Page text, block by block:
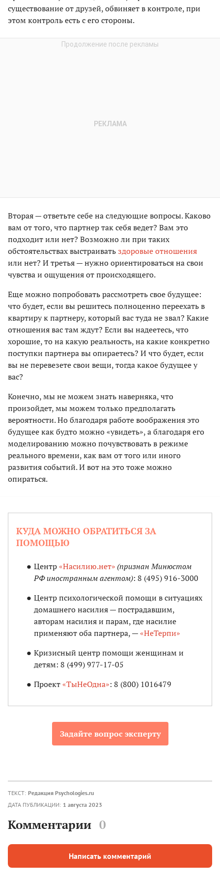
существование от друзей, обвиняет в контроле, при
этом контроль есть с его стороны.
Вторая — ответьте себе на следующие вопросы. Каково
вам от того, что партнер так себя ведет? Вам это
подходит или нет? Возможно ли при таких
обстоятельствах выстраиватьздоровые отношения
или нет? И третья — нужно ориентироваться на свои
чувства и ощущения от происходящего.
Еще можно попробовать рассмотреть свое будущее:
что будет, если вы решитесь полноценно переехать в
квартиру к партнеру, который вас туда не звал? Какие
отношения вас там ждут? Если вы надеетесь, что
хорошие, то на какую реальность, на какие конкретно
поступки партнера вы опираетесь? И что будет, если
вы не перевезете свои вещи, тогда какое будущее у
вас?
Конечно, мы не можем знать наверняка, что
произойдет, мы можем только предполагать
вероятности. Но благодаря работе воображения это
будущее как будто можно «увидеть», а благодаря его
моделированию можно почувствовать в режиме
реального времени, как вам от того или иного
развития событий. И вот на это тоже можно
опираться.
КУДА МОЖНО ОБРАТИТЬСЯ ЗА
ПОМОЩЬЮ
Центр«Насилию.нет» (признан Минюстом
РФ иностранным агентом): 8 (495) 916-3000
Центр психологической помощи в ситуациях
домашнего насилия — пострадавшим,
авторам насилия и парам, где насилие
применяют оба партнера, —«НеТерпи»
Кризисный центр помощи женщинам и
детям: 8 (499) 977-17-05
Проект«ТыНеОдна»: 8 (800) 1016479
Задайте вопрос эксперту
ТЕКСТ: Редакция Psychologies.ru
ДАТА ПУБЛИКАЦИИ: 1 августа 2023
Комментарии 0
Написать комментарий